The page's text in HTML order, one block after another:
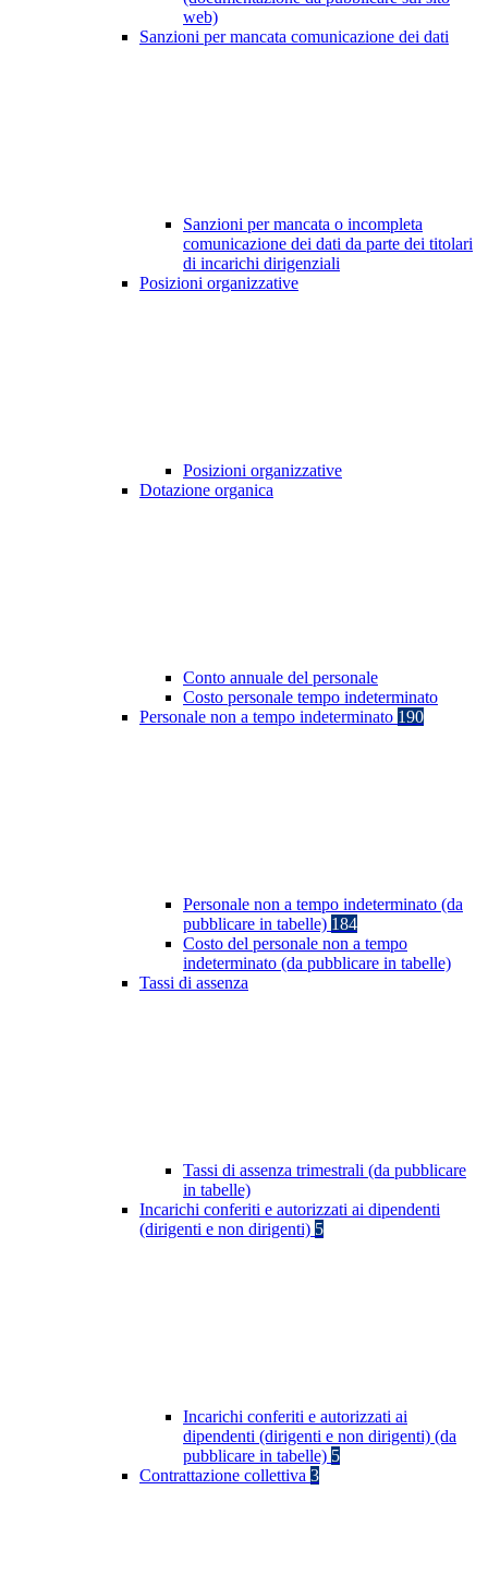
web)
Sanzioni per mancata comunicazione dei dati
Sanzioni per mancata o incompleta
comunicazione dei dati da parte dei titolari
di incarichi dirigenziali
Posizioni organizzative
Posizioni organizzative
Dotazione organica
Conto annuale del personale
Costo personale tempo indeterminato
Personale non a tempo indeterminato 190
Personale non a tempo indeterminato (da
pubblicare in tabelle) 184
Costo del personale non a tempo
indeterminato (da pubblicare in tabelle)
Tassi di assenza
Tassi di assenza trimestrali (da pubblicare
in tabelle)
Incarichi conferiti e autorizzati ai dipendenti
(dirigenti e non dirigenti) 5
Incarichi conferiti e autorizzati ai
dipendenti (dirigenti e non dirigenti) (da
pubblicare in tabelle) 5
Contrattazione collettiva 3